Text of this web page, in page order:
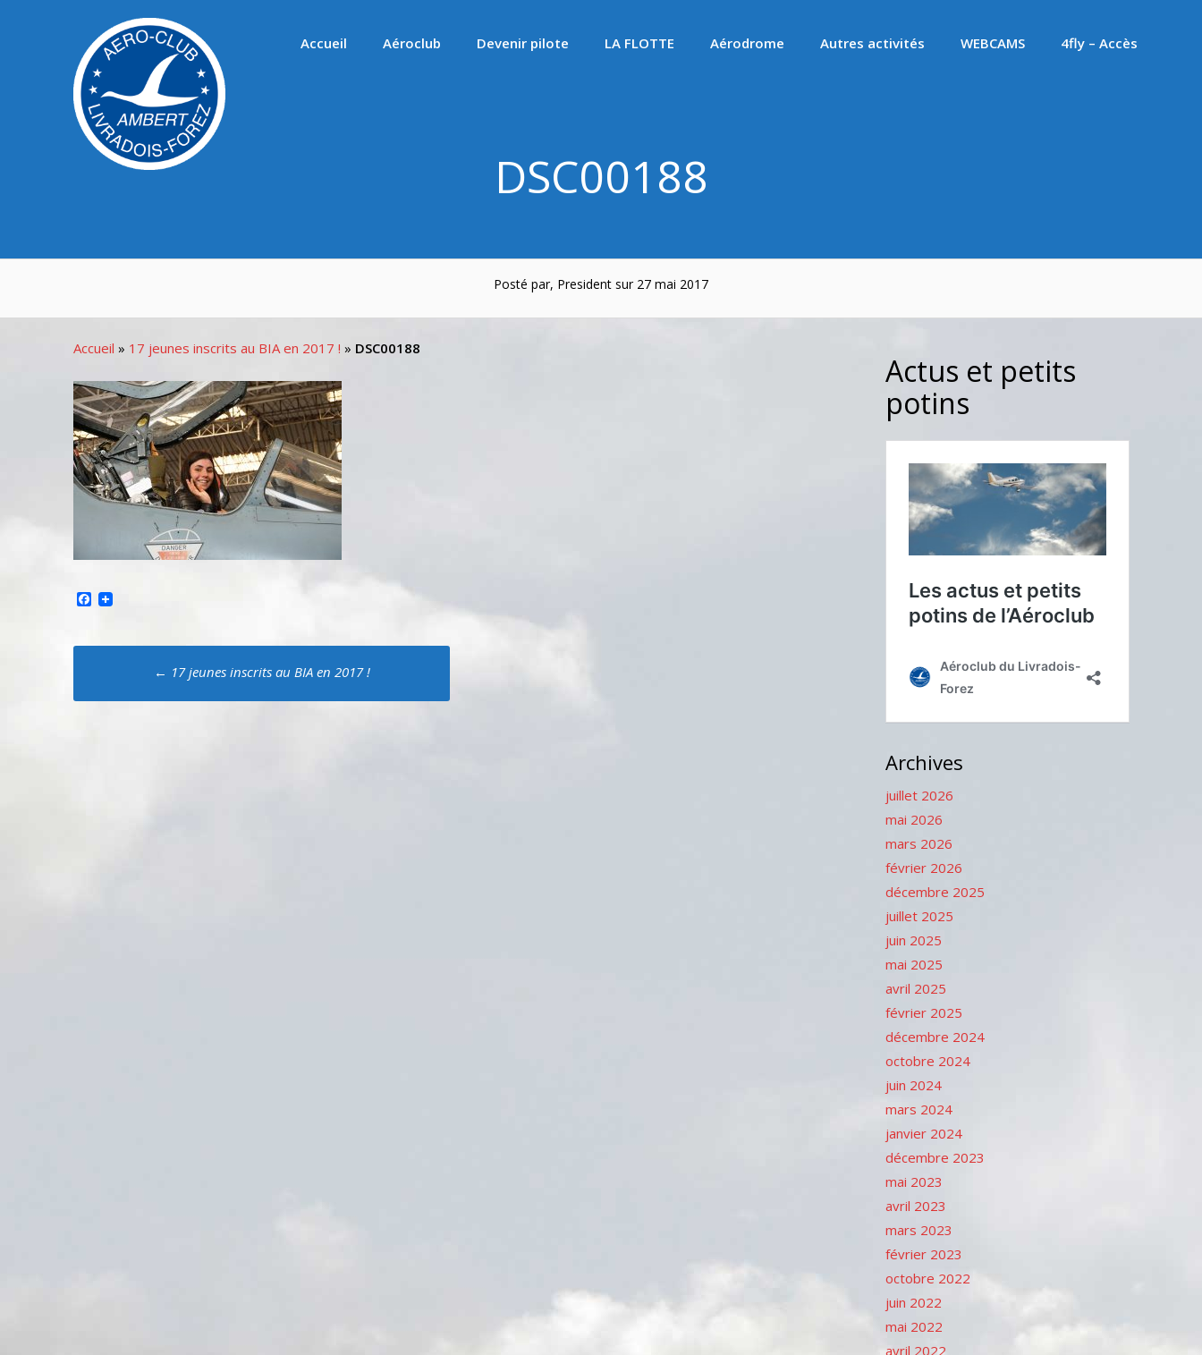
Accueil Aéroclub Devenir pilote LA FLOTTE Aérodrome Autres activités WEBCAMS 4fly – Accès
DSC00188
Posté par, President sur 27 mai 2017
Accueil » 17 jeunes inscrits au BIA en 2017 ! » DSC00188
Facebook
Poste
navigation
← 17 jeunes inscrits au BIA en 2017 !
Actus et petits
potins
Archives
juillet 2026
mai 2026
mars 2026
février 2026
décembre 2025
juillet 2025
juin 2025
mai 2025
avril 2025
février 2025
décembre 2024
octobre 2024
juin 2024
mars 2024
janvier 2024
décembre 2023
mai 2023
avril 2023
mars 2023
février 2023
octobre 2022
juin 2022
mai 2022
avril 2022